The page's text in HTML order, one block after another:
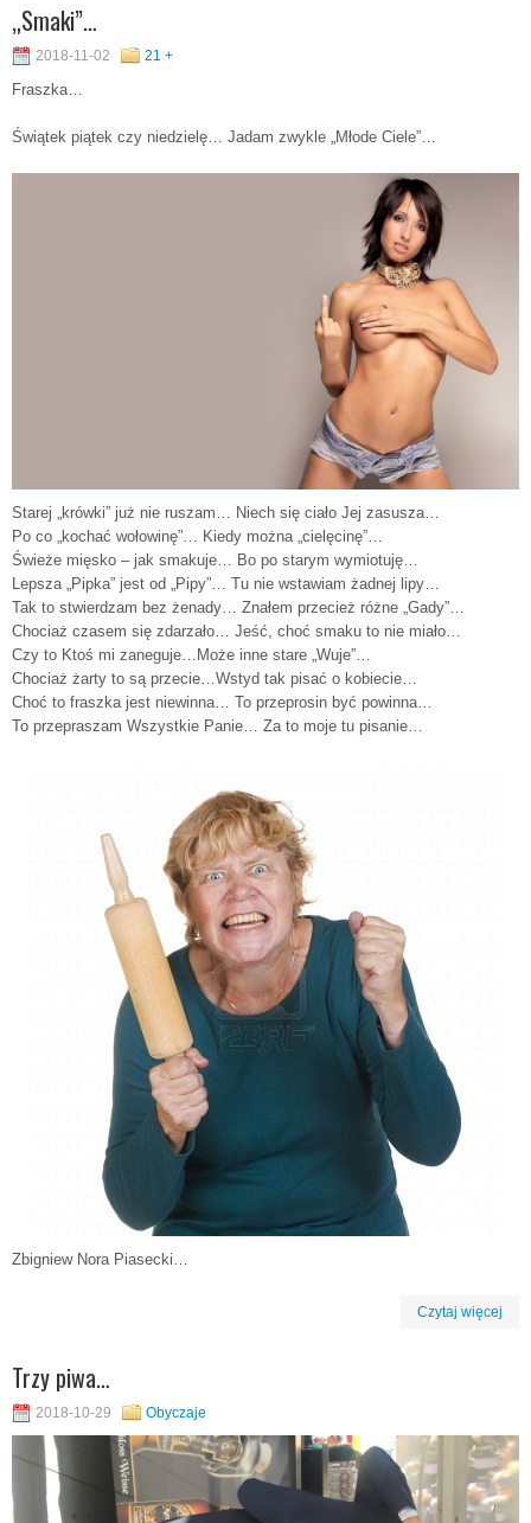
„Smaki”…
2018-11-02 21 +
Fraszka…
Świątek piątek czy niedzielę… Jadam zwykle „Młode Ciele”…
Starej „krówki” już nie ruszam… Niech się ciało Jej zasusza…
Po co „kochać wołowinę”… Kiedy można „cielęcinę”…
Świeże mięsko – jak smakuje… Bo po starym wymiotuję…
Lepsza „Pipka” jest od „Pipy”… Tu nie wstawiam żadnej lipy…
Tak to stwierdzam bez żenady… Znałem przecież różne „Gady”…
Chociaż czasem się zdarzało… Jeść, choć smaku to nie miało…
Czy to Ktoś mi zaneguje…Może inne stare „Wuje”…
Chociaż żarty to są przecie…Wstyd tak pisać o kobiecie…
Choć to fraszka jest niewinna… To przeprosin być powinna…
To przepraszam Wszystkie Panie… Za to moje tu pisanie…
Zbigniew Nora Piasecki…
Czytaj więcej
Trzy piwa…
2018-10-29 Obyczaje